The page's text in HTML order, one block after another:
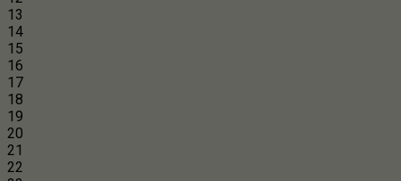
13
14
15
16
17
18
19
20
21
22